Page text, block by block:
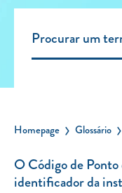
Empresas
Sobre nós
FAQ
Homepage Glossário
O Código de
identificador da